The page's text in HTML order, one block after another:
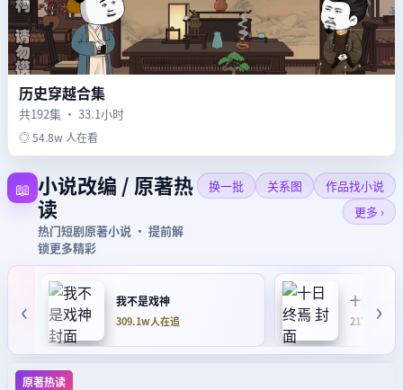
历史穿越合集
共192集 · 33.1小时
◎ 54.8w 人在看
📖 小说改编 / 原著热
读
热门短剧原著小说 · 提前解
锁更多精彩
换一批 关系图
作品找小说
更多 ›
‹ 我不是戏神
309.1w人在追
十日终焉
217.5w人
›
原著热读